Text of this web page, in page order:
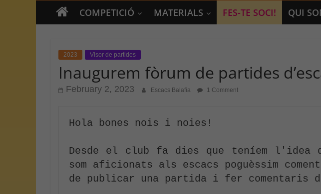
COMPETICIÓ MATERIALS FES-TE SOCI! QUI
2023 Visor de partides
Inaugurem fòrum de partides
February 2, 2023 Escacs Balafia 1 Comment
Hola bones nois i noies!
Desde el club fa dies que teníem l'idea
som aficionats als escacs poguèssim
de publicar una partida i fer comentaris